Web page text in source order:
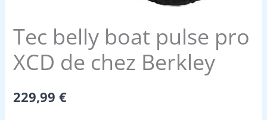
Tec belly boat pulse pro
XCD de chez Berkley
229,99€